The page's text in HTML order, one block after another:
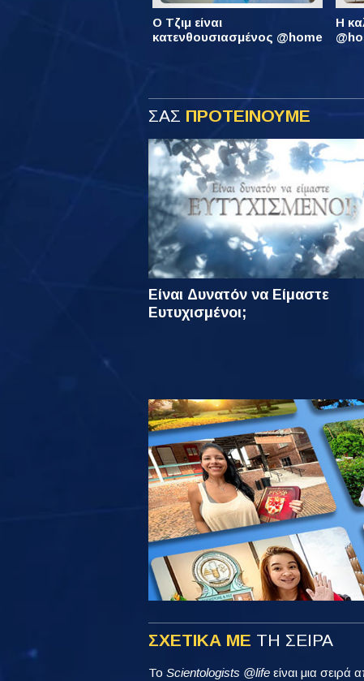
Ο Τζιμ είναι
κατενθουσιασμένος @home
Η
ΣΑΣ ΠΡΟΤΕΙΝΟΥΜΕ
Είναι Δυνατόν να Είμαστε
Ευτυχισμένοι;
ΣΧΕΤΙΚΑ ΜΕ ΤΗ ΣΕΙΡΑ
Το Scientologists @life είναι μια